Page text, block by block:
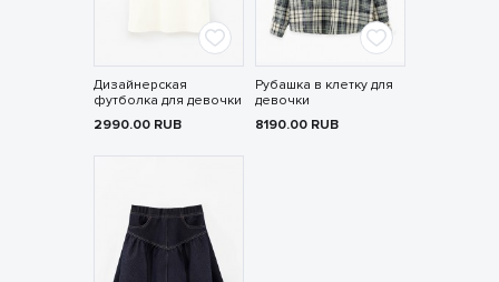
Дизайнерская
футболка для девочки
2990.00 RUB
Рубашка в клетку для
девочки
8190.00 RUB